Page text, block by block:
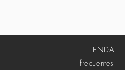
TIENDA
frecuentes